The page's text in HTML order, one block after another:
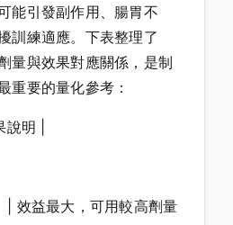
能引發副作用、腸胃不
訓練適應。下表整理了
量與效果對應關係，是制
重要的量化參考：
明 |
| 效益最大，可用較高劑量